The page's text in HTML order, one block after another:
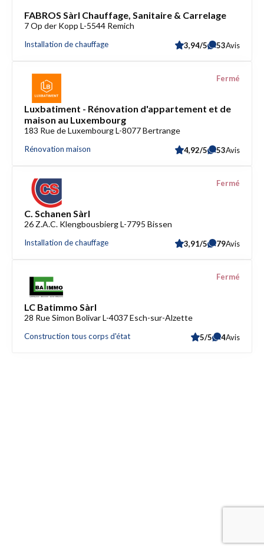
FABROS Sàrl Chauffage, Sanitaire & Carrelage
7 Op der Kopp L-5544 Remich
Installation de chauffage 3,94/5 53Avis
Luxbatiment - Rénovation d'appartement et de
maison au Luxembourg
183 Rue de Luxembourg L-8077 Bertrange
Rénovation maison
Fermé
4,92/5 53Avis
C. Schanen Sàrl
26 Z.A.C. Klengbousbierg L-7795 Bissen
Installation de chauffage
Fermé
3,91/5 79Avis
LC Batimmo Sàrl
28 Rue Simon Bolivar L-4037 Esch-sur-Alzette
Construction tous corps d'état
Fermé
5/5 4Avis